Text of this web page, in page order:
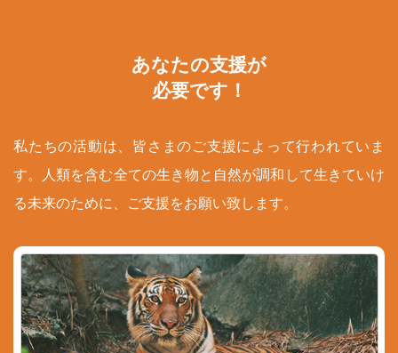
あなたの支援が
必要です！
私たちの活動は、皆さまのご支援によって行われていま
す。人類を含む全ての生き物と自然が調和して生きていけ
る未来のために、ご支援をお願い致します。